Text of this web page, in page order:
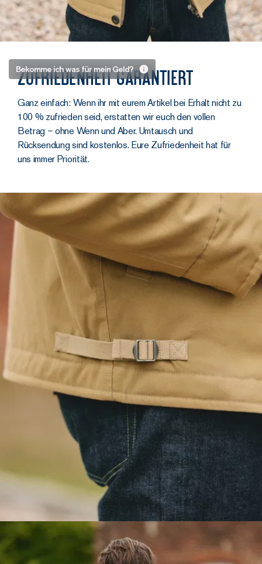
Bekomme ich was für mein Geld?
Wenn ihr
Asphalte kennt,
wisst ihr die
Antwort bereits
Die N1 Deckjacke hat
ganz schön was unter
der Haube. Schaut mal:
Baumwoll-
Ottoman.Der
Außenstoff wird in
Frankreich von
Telatex hergestellt
vollständig
Baumwolle gewebt.
Er ist extra dick, hat
eine tolle Struktur
und fühlt sich dank
seiner markanten,
geriffelten Linien wie
eine Mischung aus
klassischem Canvas
und Cord an. Dieser
Stoff wird als
Ottoman bezeichnet
und ist besonders
strapazierfähig.
wasserabweisende
Behandlung.Wir
haben den Stoff
Zufriedenheit garantiert
Ganz einfach: Wenn ihr mit eurem Artikel bei Erhalt nicht zu
100 % zufrieden seid, erstatten wir euch den vollen
Betrag – ohne Wenn und Aber. Umtausch und
Rücksendung sind kostenlos. Eure Zufriedenheit hat für
uns immer Priorität.